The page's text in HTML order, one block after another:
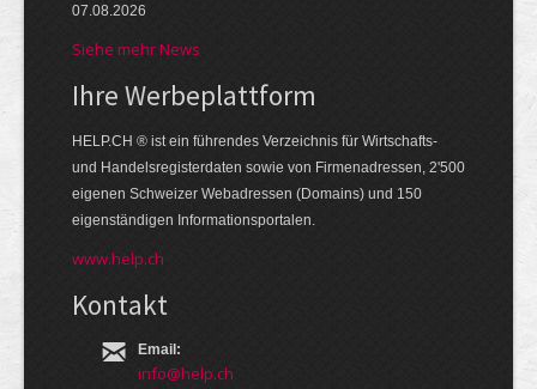
07.08.2026
Siehe mehr News
Ihre Werbe­platt­form
HELP.CH ® ist ein führendes Ver­zeich­nis für Wirt­schafts-
und Handels­register­daten so­wie von Firmen­adressen, 2'500
eige­nen Schweizer Web­adressen (Domains) und 150
eigen­ständigen Infor­mations­por­talen.
www.help.ch
Kontakt
Email:
info@help.ch